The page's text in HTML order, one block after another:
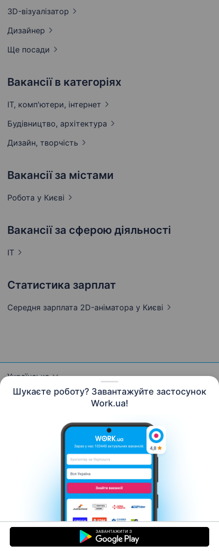
Шукаєте роботу? Завантажуйте застосунок
Work.ua!
3D-візуалізатор
Дизайнер
Ще посади
Вакансії в категоріях
IT, комп'ютери, інтернет
Будівництво, архітектура
Дизайн, творчість
Вакансії за містами
Робота у Києві
Вакансії за сферою діяльності
IT
Статистика зарплат
Середня зарплата 2D-аніматора у Києві
Українська
Контакти Про нас
Кар’єра
Новини Work.ua
Допомога Умови використання
Роботодавцю
© 2006–2026 Work.ua. Сервіс пошуку роботи №1 в